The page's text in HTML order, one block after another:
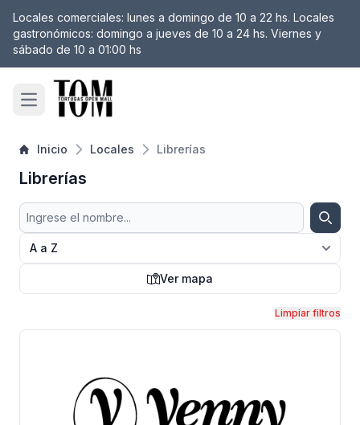
Locales comerciales: lunes a domingo de 10 a 22 hs. Locales
gastronómicos: domingo a jueves de 10 a 24 hs. Viernes y
sábado de 10 a 01:00 hs
Open main menu
Inicio Locales Librerías
Librerías
Buscar
Ver mapa
Mapa
Limpiar filtros